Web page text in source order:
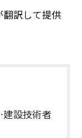
翻訳して提供
設技術者